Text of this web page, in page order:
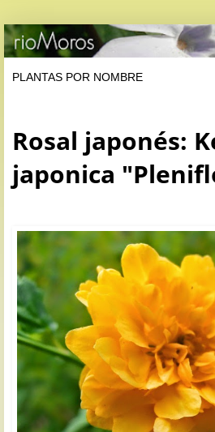
Rosal japonés:
japonica